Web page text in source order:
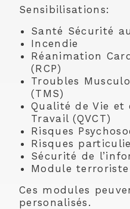
Sensibilisations:
Santé Sécurité
Incendie
Réanimation
(RCP)
Troubles
(TMS)
Qualité de Vie et
Travail (QVCT)
Risques
Risques
Sécurité de
Module
Ces modules
personalisés.